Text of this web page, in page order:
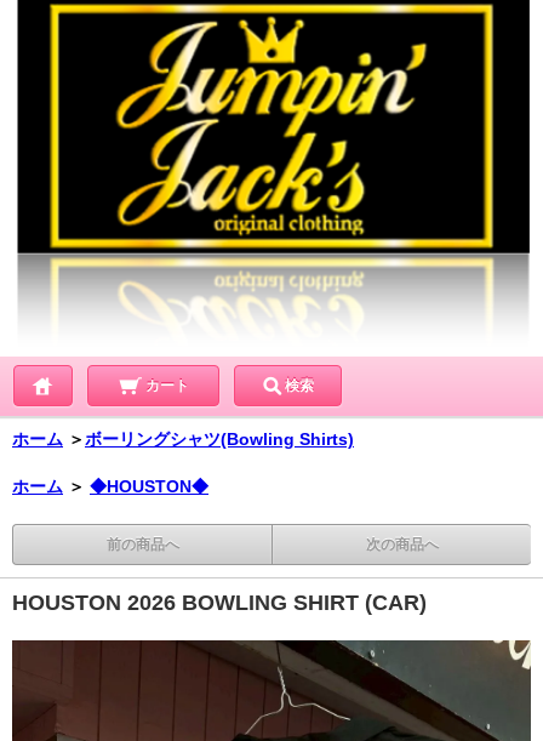
カート 検索
ホーム ＞ボーリングシャツ(Bowling Shirts)
ホーム ＞ ◆HOUSTON◆
前の商品へ 次の商品へ
HOUSTON 2026 BOWLING SHIRT (CAR)